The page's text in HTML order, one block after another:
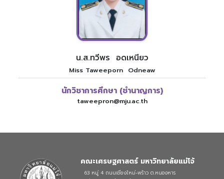
น.ส.ทวีพร อดเหนียว
Miss Taweeporn Odneaw
นักวิชาการศึกษา (ชำนาญการ)
taweepron@mju.ac.th
คณะเศรษฐศาสตร์ มหาวิทยาลัยแม่โจ้
63 หมู่ 4 ถนนเชียงใหม่-พร้าว ต.หนองหาร